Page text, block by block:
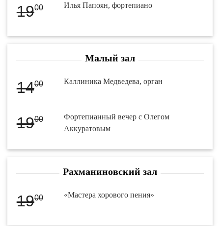
1900 Илья Папоян, фортепиано
Малый зал
1400 Каллиника Медведева, орган
1900
Фортепианный вечер с Олегом
Аккуратовым
Рахманиновский зал
1900 «Мастера хорового пения»